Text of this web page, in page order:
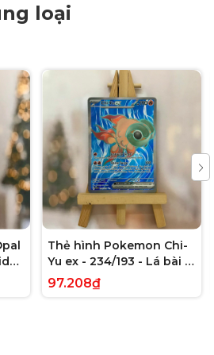
loại
Thẻ hình Pokemon Chi-
Yu ex - 234/193 - Lá bài lẻ
Paldea Evolved Full Art
Secret Rare tiếng Anh
97.208₫